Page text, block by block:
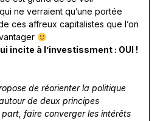
ne verraient qu’une portée
ces affreux capitalistes que l’on
incite à l’investissment : OUI !
de réorienter la politique
de deux principes
part, faire converger les intérêts